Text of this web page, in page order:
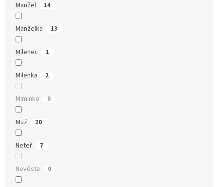
Manžel 14
Manželka 13
Milenec 1
Milenka 2
Miminko 0
Muž 20
Neteř 7
Nevěsta 0